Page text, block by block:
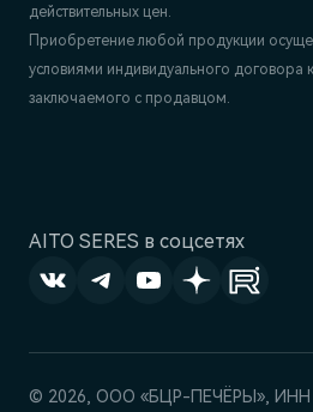
AITO SERES в соцсетях
действительных цен.
Приобретение любой продукции
условиями индивидуального договора
заключаемого с продавцом.
© 2026, ООО «БЦР-ПЕЧЁРЫ», ИНН